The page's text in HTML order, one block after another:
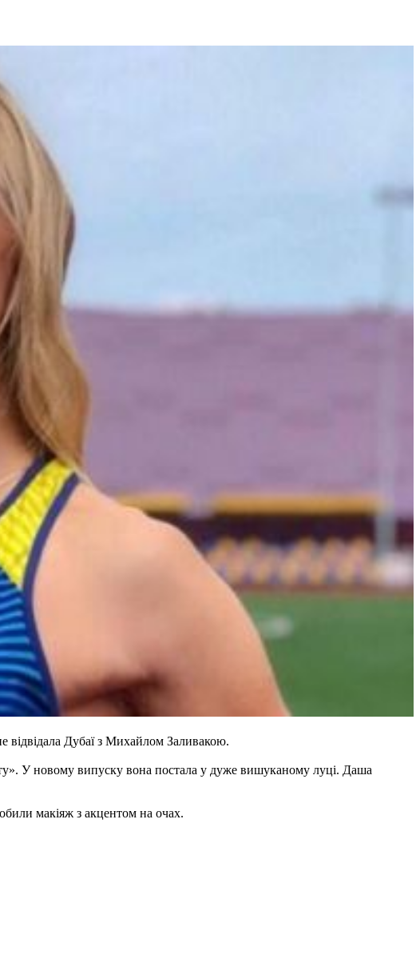
Дубаї з Михайлом Заливакою.
У новому випуску вона постала у дуже вишуканому луці. Даша
макіяж з акцентом на очах.